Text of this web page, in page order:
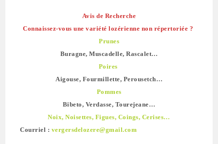
Avis de Recherche
Connaissez-vous une variété lozérienne non répertoriée ?
Prunes
Buragne, Muscadelle, Rascalet…
Poires
Aigouse, Fourmillette, Perousetch…
Pommes
Bibeto, Verdasse, Tourejeane…
Noix, Noisettes, Figues, Coings, Cerises…
Courriel : vergersdelozere@gmail.com